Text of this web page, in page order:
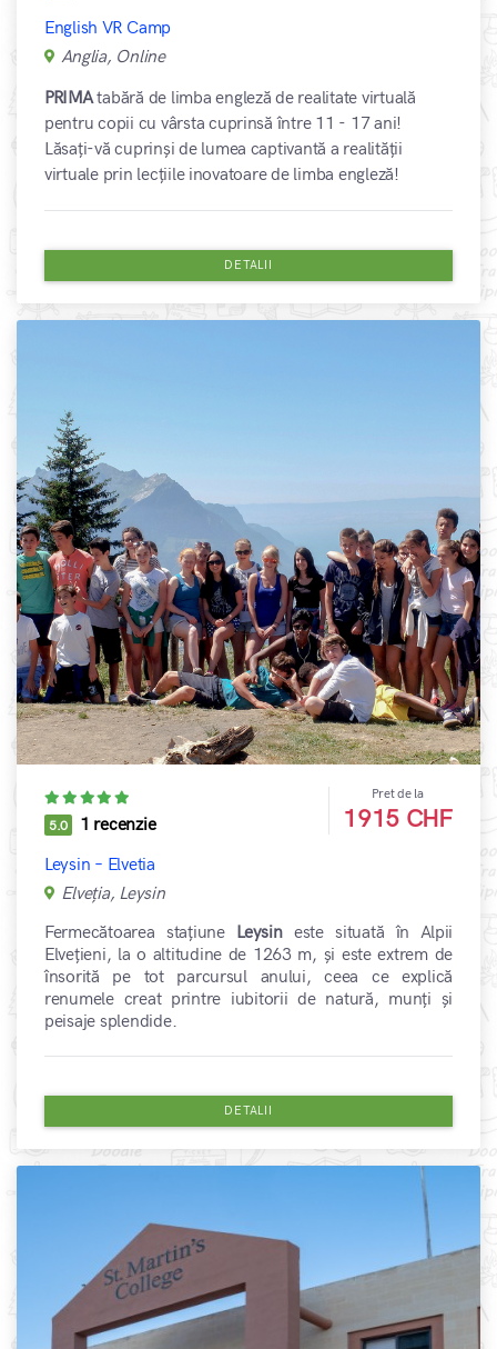
English VR Camp
Anglia, Online
PRIMAtabără de limba engleză de realitate virtuală
pentru copii cu vârsta cuprinsă între 11 - 17 ani!
Lăsați-vă cuprinși de lumea captivantă a realității
virtuale prin lecțiile inovatoare de limba engleză!
DETALII
5.0
1 recenzie
Leysin – Elvetia
Elveția, Leysin
Pret de la
1915 CHF
Fermecătoarea stațiune Leysineste situată în Alpii
Elvețieni, la o altitudine de 1263 m, și este extrem de
însorită pe tot parcursul anului, ceea ce explică
renumele creat printre iubitorii de natură, munți și
peisaje splendide.
DETALII